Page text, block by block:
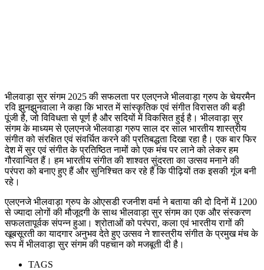
भीलवाड़ा सुर संगम 2025 की सफलता पर एलएनजे भीलवाड़ा ग्रुप के चेयरमैन
रवि झुनझुनवाला ने कहा कि भारत में सांस्कृतिक एवं संगीत विरासत की बड़ी
पूंजी है, जो विविधता से पूर्ण है और सदियों में विकसित हुई है। भीलवाड़ा सुर
संगम के माध्यम से एलएनजे भीलवाड़ा ग्रुप साल दर साल भारतीय शास्त्रीय
संगीत को संरक्षित एवं संवर्धित करने की प्रतिबद्धता दिखा रहा है। एक बार फिर
देश में सुर एवं संगीत के प्रतिष्ठित नामों को एक मंच पर लाने को लेकर हम
गौरवान्वित हैं। हम भारतीय संगीत की शाश्वत सुंदरता का उत्सव मनाने की
परंपरा को बनाए हुए हैं और सुनिश्चित कर रहे हैं कि पीढ़ियों तक इसकी गूंज बनी
रहे।
एलएनजे भीलवाड़ा ग्रुप के ओएसडी रजनीश वर्मा ने बताया की दो दिनों में 1200
से ज्यादा लोगों की मौजूदगी के साथ भीलवाड़ा सुर संगम का एक और संस्करण
सफलतापूर्वक संपन्न हुआ। श्रोताओं को परंपरा, कला एवं भारतीय रागों की
खूबसूरती का यादगार अनुभव देते हुए उत्सव ने शास्त्रीय संगीत के प्रमुख मंच के
रूप में भीलवाड़ा सुर संगम की पहचान को मजबूती दी है।
TAGS